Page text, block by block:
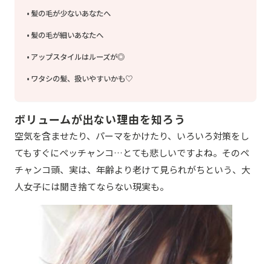
髪の毛が少ないあなたへ
髪の毛が細いあなたへ
アップスタイルはルーズが◎
ワタシの髪、扱いやすいかも♡
ボリュームが出ない理由を知ろう
空気を含ませたり、パーマをかけたり、いろいろ対策をし
てもすぐにペッチャンコ…とても悲しいですよね。そのペ
チャンコ頭、実は、年齢より老けて見られがちという、大
人女子には聞き捨てならない現実も。